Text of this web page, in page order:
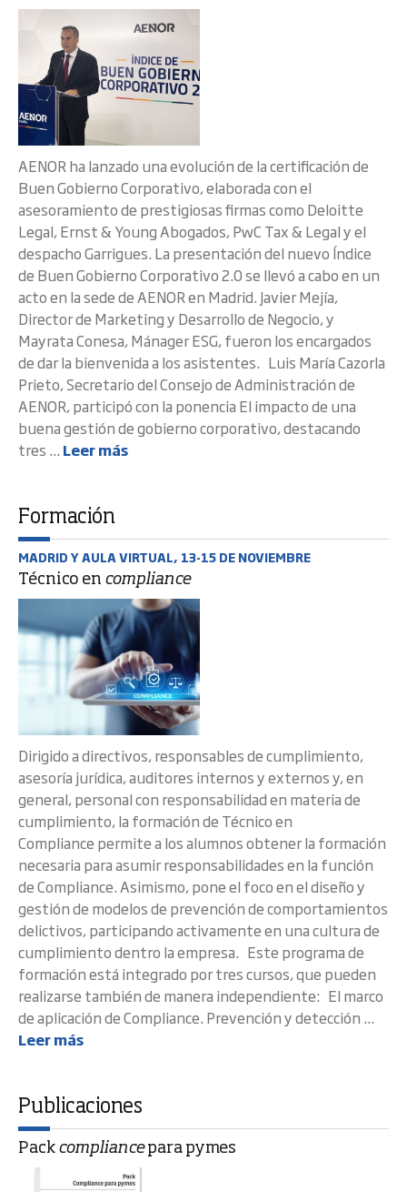
AENOR ha lanzado una evolución de la certificación de
Buen Gobierno Corporativo, elaborada con el
asesoramiento de prestigiosas firmas como Deloitte
Legal, Ernst & Young Abogados, PwC Tax & Legal y el
despacho Garrigues. La presentación del nuevo Índice
de Buen Gobierno Corporativo 2.0 se llevó a cabo en un
acto en la sede de AENOR en Madrid. Javier Mejía,
Director de Marketing y Desarrollo de Negocio, y
Mayrata Conesa, Mánager ESG, fueron los encargados
de dar la bienvenida a los asistentes. Luis María Cazorla
Prieto, Secretario del Consejo de Administración de
AENOR, participó con la ponencia El impacto de una
buena gestión de gobierno corporativo, destacando
tres ... Leer más
Formación
MADRID Y AULA VIRTUAL, 13-15 DE NOVIEMBRE
Técnico en compliance
Dirigido a directivos, responsables de cumplimiento,
asesoría jurídica, auditores internos y externos y, en
general, personal con responsabilidad en materia de
cumplimiento, la formación de Técnico en
Compliance permite a los alumnos obtener la formación
necesaria para asumir responsabilidades en la función
de Compliance. Asimismo, pone el foco en el diseño y
gestión de modelos de prevención de comportamientos
delictivos, participando activamente en una cultura de
cumplimiento dentro la empresa. Este programa de
formación está integrado por tres cursos, que pueden
realizarse también de manera independiente: El marco
de aplicación de Compliance. Prevención y detección ...
Leer más
Publicaciones
Pack compliancepara pymes